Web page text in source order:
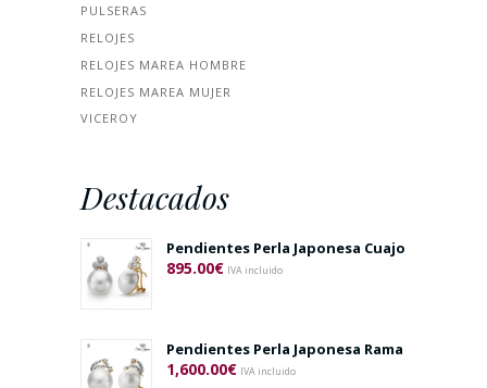
PULSERAS
RELOJES
RELOJES MAREA HOMBRE
RELOJES MAREA MUJER
VICEROY
Destacados
Pendientes Perla Japonesa Cuajo
895.00€ IVA incluido
Pendientes Perla Japonesa Rama
1,600.00€ IVA incluido